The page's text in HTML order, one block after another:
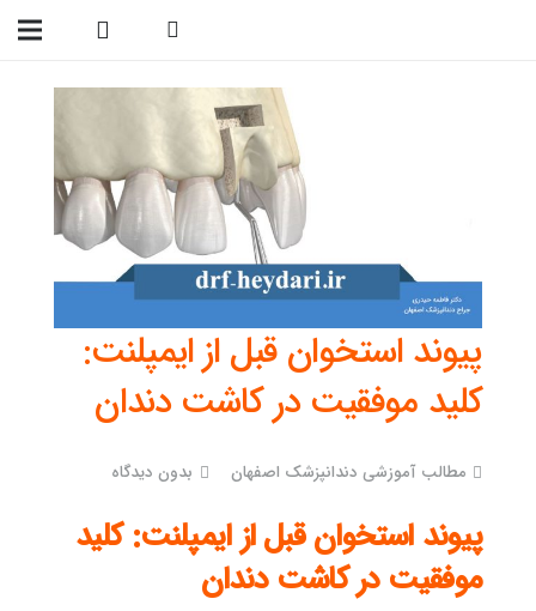
پیوند استخوان قبل از ایمپلنت:
کلید موفقیت در کاشت دندان
مطالب آموزشی دندانپزشک اصفهان بدون دیدگاه
پیوند استخوان قبل از ایمپلنت: کلید
موفقیت در کاشت دندان